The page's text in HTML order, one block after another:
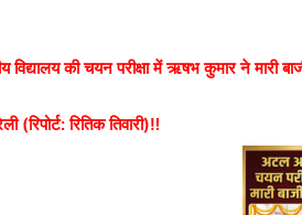
की चयन परीक्षा में ऋषभ कुमार ने मारी
(रिपोर्ट: रितिक तिवारी)‼️